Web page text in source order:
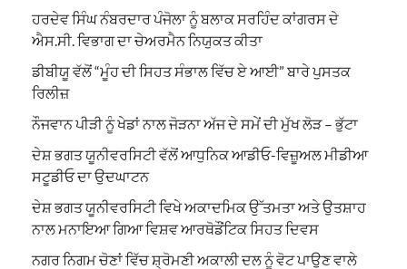
ਹਰਦੇਵ ਸਿੰਘ ਨੰਬਰਦਾਰ ਪੰਜੋਲਾ ਨੂੰ ਬਲਾਕ ਸਰਹਿੰਦ ਕਾਂਗਰਸ ਦੇ
ਐਸ.ਸੀ. ਵਿਭਾਗ ਦਾ ਚੇਅਰਮੈਨ ਨਿਯੁਕਤ ਕੀਤਾ
ਡੀਬੀਯੂ ਵੱਲੋਂ “ਮੂੰਹ ਦੀ ਸਿਹਤ ਸੰਭਾਲ ਵਿੱਚ ਏ ਆਈ” ਬਾਰੇ ਪੁਸਤਕ
ਰਿਲੀਜ਼
ਨੌਜਵਾਨ ਪੀੜੀ ਨੂੰ ਖੇਡਾਂ ਨਾਲ ਜੋੜਨਾ ਅੱਜ ਦੇ ਸਮੇਂ ਦੀ ਮੁੱਖ ਲੋੜ – ਭੁੱਟਾ
ਦੇਸ਼ ਭਗਤ ਯੂਨੀਵਰਸਿਟੀ ਵੱਲੋਂ ਆਧੁਨਿਕ ਆਡੀਓ-ਵਿਜ਼ੂਅਲ ਮੀਡੀਆ
ਸਟੂਡੀਓ ਦਾ ਉਦਘਾਟਨ
ਦੇਸ਼ ਭਗਤ ਯੂਨੀਵਰਸਿਟੀ ਵਿਖੇ ਅਕਾਦਮਿਕ ਉੱਤਮਤਾ ਅਤੇ ਉਤਸ਼ਾਹ
ਨਾਲ ਮਨਾਇਆ ਗਿਆ ਵਿਸ਼ਵ ਆਰਥੋਡੌਂਟਿਕ ਸਿਹਤ ਦਿਵਸ
ਨਗਰ ਨਿਗਮ ਚੋਣਾਂ ਵਿੱਚ ਸ਼੍ਰੋਮਣੀ ਅਕਾਲੀ ਦਲ ਨੂੰ ਵੋਟ ਪਾਉਣ ਵਾਲੇ